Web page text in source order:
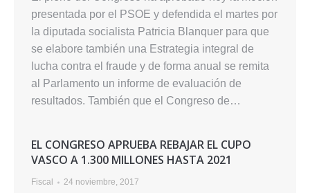
presentada por el PSOE y defendida el martes por
la diputada socialista Patricia Blanquer para que
se elabore también una Estrategia integral de
lucha contra el fraude y de forma anual se remita
al Parlamento un informe de evaluación de
resultados. También que el Congreso de…
EL CONGRESO APRUEBA REBAJAR EL CUPO
VASCO A 1.300 MILLONES HASTA 2021
Fiscal 24 noviembre, 2017